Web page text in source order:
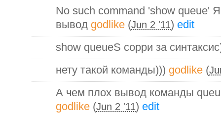
No such command 'show queue'
вывод godlike (Jun 2 '11) edit
show queueS сорри за
нету такой команды))) godlike (
А чем плох вывод команды
godlike (Jun 2 '11) edit